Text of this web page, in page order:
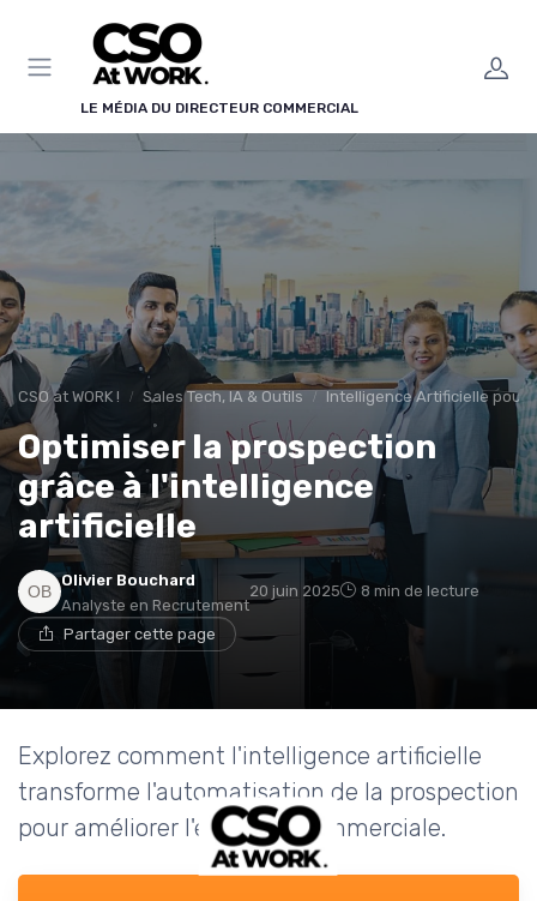
LE MÉDIA DU DIRECTEUR COMMERCIAL
CSO at WORK ! Sales Tech, IA & Outils Intelligence Artificielle pour
Optimiser la prospection
grâce à l'intelligence
artificielle
Olivier Bouchard
Analyste en Recrutement
20 juin 2025 8 min de lecture
Partager cette page
Explorez comment l'intelligence artificielle
transforme l'automatisation de la prospection
pour améliorer l'efficacité commerciale.